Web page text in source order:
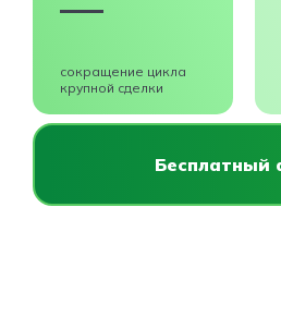
Бесплатный
сокращение цикла
крупной сделки